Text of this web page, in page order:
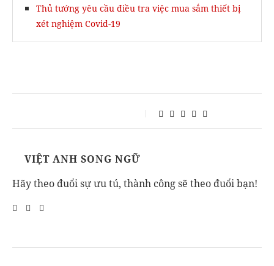
Thủ tướng yêu cầu điều tra việc mua sắm thiết bị
xét nghiệm Covid-19
VIỆT ANH SONG NGỮ
Hãy theo đuổi sự ưu tú, thành công sẽ theo đuổi bạn!